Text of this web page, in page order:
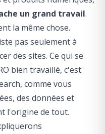
un grand travail.
la même chose.
pas seulement à
des sites. Ce qui se
bien travaillé, c'est
, comme vous
des données et
l'origine de tout.